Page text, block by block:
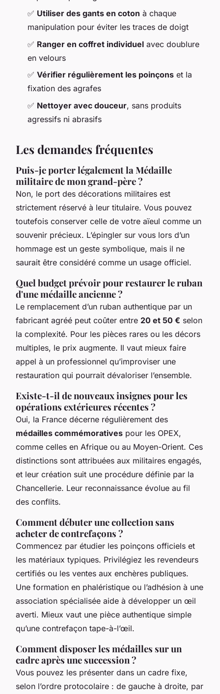
✅ Utiliser des gants en coton à chaque
manipulation pour éviter les traces de doigt
✅ Ranger en coffret individuel avec doublure
en velours
✅ Vérifier régulièrement les poinçons et la
fixation des agrafes
✅ Nettoyer avec douceur, sans produits
agressifs ni abrasifs
Les demandes fréquentes
Puis-je porter légalement la Médaille
militaire de mon grand-père ?
Non, le port des décorations militaires est
strictement réservé à leur titulaire. Vous pouvez
toutefois conserver celle de votre aïeul comme un
souvenir précieux. L’épingler sur vous lors d’un
hommage est un geste symbolique, mais il ne
saurait être considéré comme un usage officiel.
Quel budget prévoir pour restaurer le ruban
d'une médaille ancienne ?
Le remplacement d’un ruban authentique par un
fabricant agréé peut coûter entre 20 et 50 € selon
la complexité. Pour les pièces rares ou les décors
multiples, le prix augmente. Il vaut mieux faire
appel à un professionnel qu’improviser une
restauration qui pourrait dévaloriser l’ensemble.
Existe-t-il de nouveaux insignes pour les
opérations extérieures récentes ?
Oui, la France décerne régulièrement des
médailles commémoratives pour les OPEX,
comme celles en Afrique ou au Moyen-Orient. Ces
distinctions sont attribuées aux militaires engagés,
et leur création suit une procédure définie par la
Chancellerie. Leur reconnaissance évolue au fil
des conflits.
Comment débuter une collection sans
acheter de contrefaçons ?
Commencez par étudier les poinçons officiels et
les matériaux typiques. Privilégiez les revendeurs
certifiés ou les ventes aux enchères publiques.
Une formation en phaléristique ou l’adhésion à une
association spécialisée aide à développer un œil
averti. Mieux vaut une pièce authentique simple
qu’une contrefaçon tape-à-l’œil.
Comment disposer les médailles sur un
cadre après une succession ?
Vous pouvez les présenter dans un cadre fixe,
selon l’ordre protocolaire : de gauche à droite, par